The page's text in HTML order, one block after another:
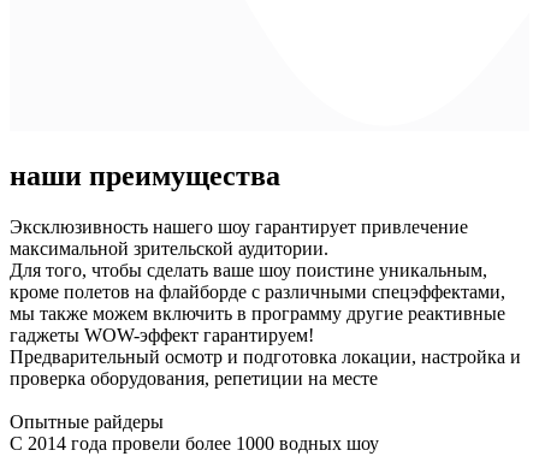
наши преимущества
Эксклюзивность нашего шоу гарантирует привлечение
максимальной зрительской аудитории.
Для того, чтобы сделать ваше шоу поистине уникальным,
кроме полетов на флайборде с различными спецэффектами,
мы также можем включить в программу другие реактивные
гаджеты WOW-эффект гарантируем!
Предварительный осмотр и подготовка локации, настройка и
проверка оборудования, репетиции на месте
Опытные райдеры
С 2014 года провели более 1000 водных шоу